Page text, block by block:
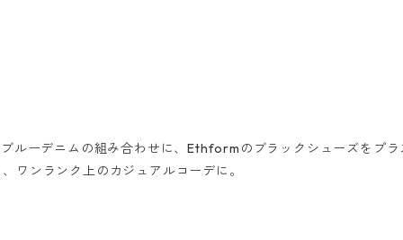
ルーデニムの組み合わせに、Ethformのブラックシューズをプラ
ワンランク上のカジュアルコーデに。